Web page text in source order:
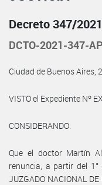
Decreto 347/2021
DCTO-2021-347-
Ciudad de Buenos Aires,
VISTO el Expediente Nº
CONSIDERANDO:
Que el doctor Martín
renuncia, a partir del 1°
JUZGADO NACIONAL